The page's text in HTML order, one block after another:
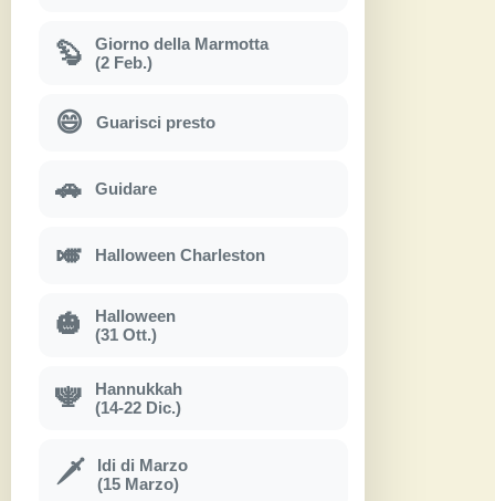
🦫
Giorno della Marmotta
(2 Feb.)
😄 Guarisci presto
🚗 Guidare
🎺 Halloween Charleston
🎃
Halloween
(31 Ott.)
🕎
Hannukkah
(14-22 Dic.)
🗡
Idi di Marzo
(15 Marzo)